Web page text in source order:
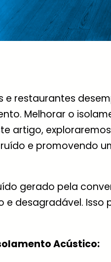
e restaurantes
Melhorar o
artigo,
e promovendo
gerado pela
e desagradável.
Acústico: